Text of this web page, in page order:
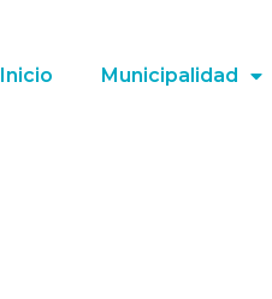
Inicio Municipalidad